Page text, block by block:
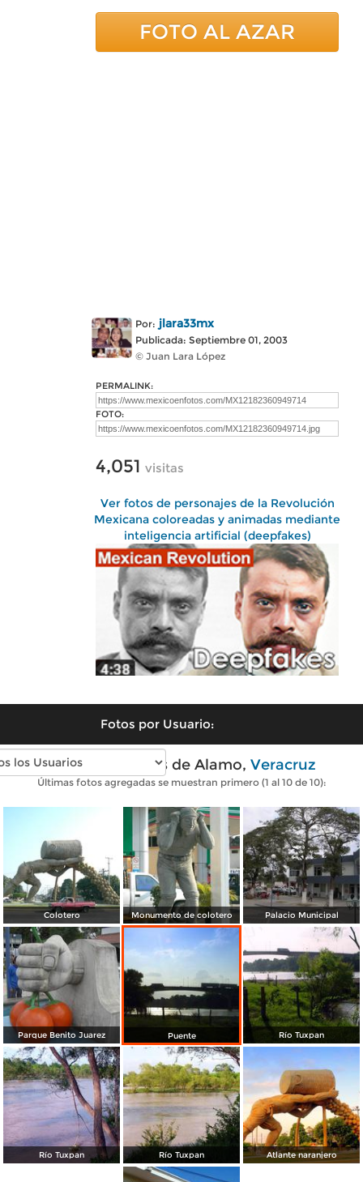
FOTO AL AZAR
Por: jlara33mx
Publicada: Septiembre 01, 2003
© Juan Lara López
PERMALINK:
FOTO:
4,051 visitas
Ver fotos de personajes de la Revolución
Mexicana coloreadas y animadas mediante
inteligencia artificial (deepfakes)
Fotos por Usuario:
Fotos modernas de Alamo, Veracruz
Últimas fotos agregadas se muestran primero (1 al 10 de 10):
Colotero Monumento de colotero Palacio Municipal
Parque Benito Juarez Puente Río Tuxpan
Río Tuxpan Río Tuxpan Atlante naranjero